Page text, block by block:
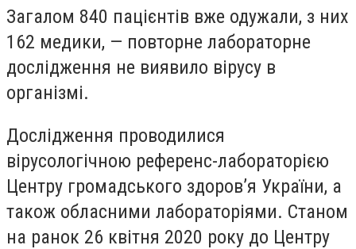
Загалом 840 пацієнтів вже одужали, з них
162 медики, — повторне лабораторне
дослідження не виявило вірусу в
організмі.
Дослідження проводилися
вірусологічною референс-лабораторією
Центру громадського здоров’я України, а
також обласними лабораторіями. Станом
на ранок 26 квітня 2020 року до Центру